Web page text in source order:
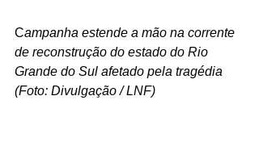
Campanha estende a mão na corrente
de reconstrução do estado do Rio
Grande do Sul afetado pela tragédia
(Foto: Divulgação / LNF)